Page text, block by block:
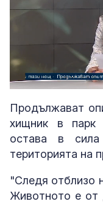
Unmute Loaded:
Продължават
хищник в
остава в
територията на
"Следя отблизо
Животното е от